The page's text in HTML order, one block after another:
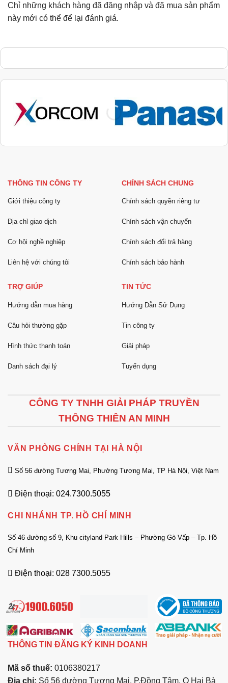
Chỉ những khách hàng đã đăng nhập và đã mua sản phẩm
này mới có thể để lại đánh giá.
THÔNG TIN CÔNG TY
Giới thiệu công ty
Địa chỉ giao dịch
Cơ hội nghề nghiệp
Liên hệ với chúng tôi
CHÍNH SÁCH CHUNG
Chính sách quyền riêng tư
Chính sách vận chuyển
Chính sách đổi trả hàng
Chính sách bảo hành
TRỢ GIÚP
Hướng dẫn mua hàng
Câu hỏi thường gặp
Hình thức thanh toán
Danh sách đại lý
TIN TỨC
Hướng Dẫn Sử Dụng
Tin công ty
Giải pháp
Tuyển dụng
CÔNG TY TNHH GIẢI PHÁP TRUYỀN
THÔNG THIÊN AN MINH
VĂN PHÒNG CHÍNH TẠI HÀ NỘI
Số 56 đường Tương Mai, Phường Tương Mai, TP Hà Nội, Việt Nam
Điện thoại: 024.7300.5055
CHI NHÁNH TP. HỒ CHÍ MINH
Số 46 đường số 9, Khu cityland Park Hills – Phường Gò Vấp – Tp. Hồ
Chí Minh
Điện thoại: 028 7300.5055
THÔNG TIN ĐĂNG KÝ KINH DOANH
Mã số thuế: 0106380217
Địa chỉ: Số 56 đường Tương Mai, P.Đồng Tâm, Q Hai Bà